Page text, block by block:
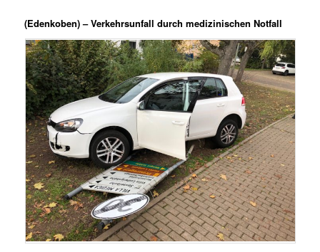
(Edenkoben) – Verkehrsunfall durch medizinischen Notfall